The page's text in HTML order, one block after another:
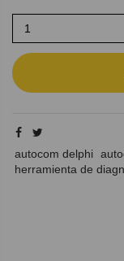
autocom delphi
herramienta de